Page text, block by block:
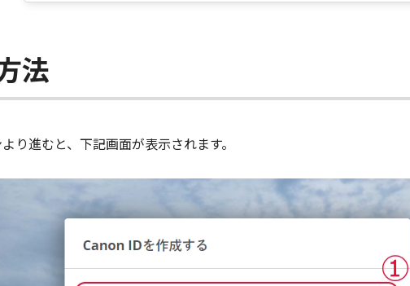
法
り進むと、下記画面が表示されます。